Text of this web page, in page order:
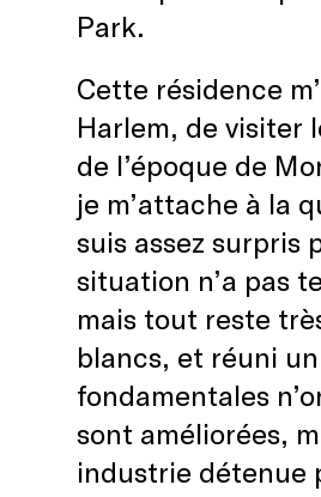
Park.
Cette résidence
Harlem, de visiter
de l’époque de
je m’attache à la
suis assez surpris
situation n’a pas
mais tout reste
blancs, et réuni
fondamentales
sont améliorées,
industrie détenue